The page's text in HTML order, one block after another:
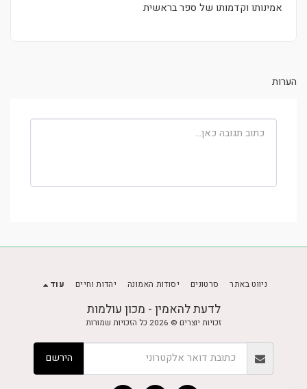
אמינותו וקדמותו של ספר בראשית
הערות
לדעת להאמין - מכון עולמות
זכויות יוצרים © 2026 כל הזכויות שמורות
ניווט באתר סרטונים יסודות האמונה יהדות וחיים עוד
הירשם